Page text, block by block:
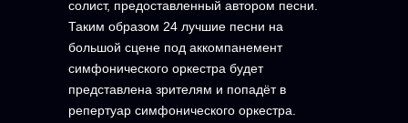
солист, предоставленный автором песни.
Таким образом 24 лучшие песни на
большой сцене под аккомпанемент
симфонического оркестра будет
представлена зрителям и попадёт в
репертуар симфонического оркестра.